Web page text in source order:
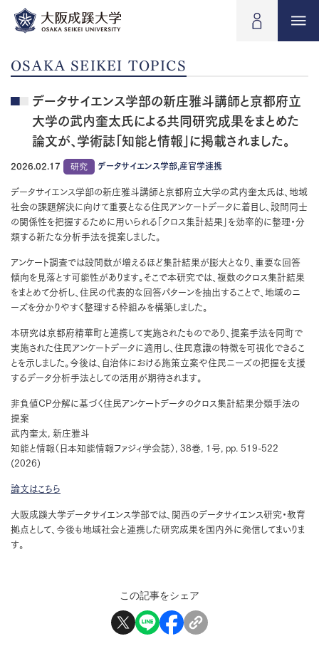
OSAKA SEIKEI TOPICS
データサイエンス学部の新庄雅斗講師と京都府立
大学の武内奎太氏による共同研究成果をまとめた
論文が、学術誌「知能と情報」に掲載されました。
2026.02.17 研究 データサイエンス学部,産官学連携
データサイエンス学部の新庄雅斗講師と京都府立大学の武内奎太氏は、地域
社会の課題解決に向けて重要となる住民アンケートデータに着目し、設問同士
の関係性を把握するために用いられる「クロス集計結果」を効率的に整理・分
類する新たな分析手法を提案しました。
アンケート調査では設問数が増えるほど集計結果が膨大となり、重要な回答
傾向を見落とす可能性があります。そこで本研究では、複数のクロス集計結果
をまとめて分析し、住民の代表的な回答パターンを抽出することで、地域のニ
ーズを分かりやすく整理する枠組みを構築しました。
本研究は京都府精華町と連携して実施されたものであり、提案手法を同町で
実施された住民アンケートデータに適用し、住民意識の特徴を可視化できるこ
とを示しました。今後は、自治体における施策立案や住民ニーズの把握を支援
するデータ分析手法としての活用が期待されます。
非負値CP分解に基づく住民アンケートデータのクロス集計結果分類手法の
提案
武内奎太, 新庄雅斗
知能と情報（日本知能情報ファジィ学会誌）, 38巻, 1号, pp. 519-522
(2026)
論文はこちら
大阪成蹊大学データサイエンス学部では、関西のデータサイエンス研究・教育
拠点として、今後も地域社会と連携した研究成果を国内外に発信してまいりま
す。
この記事をシェア